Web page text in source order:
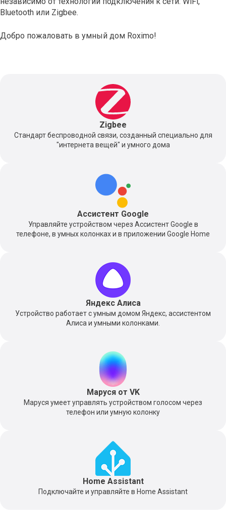
Bluetooth или Zigbee.
Добро пожаловать в умный дом Roximo!
Zigbee
Стандарт беспроводной связи, созданный специально для
"интернета вещей" и умного дома
Ассистент Google
Управляйте устройством через Ассистент Google в
телефоне, в умных колонках и в приложении Google Home
Яндекс Алиса
Устройство работает с умным домом Яндекс, ассистентом
Алиса и умными колонками.
Маруся от VK
Маруся умеет управлять устройством голосом через
телефон или умную колонку
Home Assistant
Подключайте и управляйте в Home Assistant